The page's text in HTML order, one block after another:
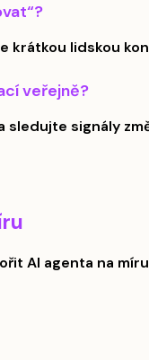
krátkou lidskou
veřejně?
sledujte signály
AI agenta na